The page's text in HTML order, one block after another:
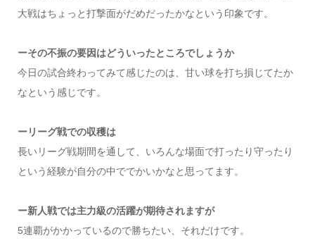
大戦はちょっと打撃面がだめだったかなという印象です。
ーその不振の要因はどういったところでしょうか
今日の試合終わってみて感じたのは、甘い球を打ち損じてたか
なという感じです。
ーリーグ戦での収穫は
長いリーグ戦期間を通して、いろんな場面で打ったり守ったり
という経験が自分の中ででかいかなと思ってます。
ー新人戦では主力級の活躍が期待されますが
5連覇がかかっているので勝ちたい、それだけです。